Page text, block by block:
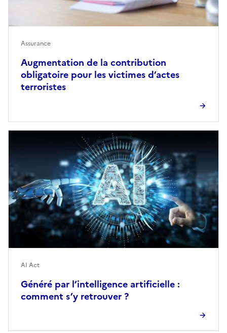
Augmentation de la contribution
obligatoire pour les victimes d’actes
terroristes
Assurance
Généré par l’intelligence artificielle :
comment s’y retrouver ?
AI Act